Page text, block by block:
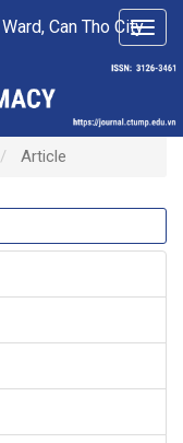
Can Tho City
Article